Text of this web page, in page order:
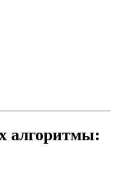
алгоритмы: